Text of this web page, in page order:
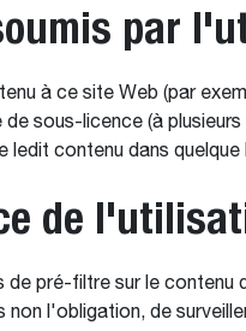
par
à ce site Web (par
sous-licence (à
ledit contenu dans
de
de pré-filtre sur le contenu
non l'obligation, de